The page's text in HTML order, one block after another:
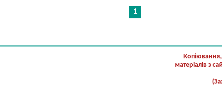
1
матеріалів з